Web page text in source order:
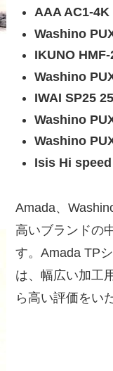
AAA AC1-4K
Washino
IKUNO
Washino
IWAI SP25
Washino
Washino
Isis Hi
Amada、
高いブランドの
す。Amada TP
は、幅広い加工
ら高い評価をい